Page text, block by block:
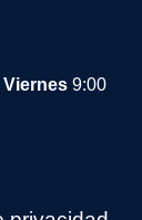
Viernes 9:00